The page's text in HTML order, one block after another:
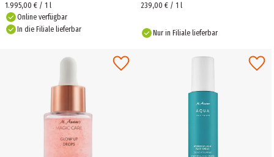
1.995,00 € / 1 l
Online verfügbar
In die Filiale lieferbar
239,00 € / 1 l
Nur in Filiale lieferbar